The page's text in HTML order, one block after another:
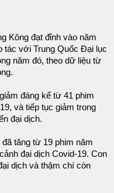
Kông đạt đỉnh vào năm
tác với Trung Quốc Đại lục
năm đó, theo dữ liệu từ
đáng kể từ 41 phim
và tiếp tục giảm trong
đại dịch.
tăng từ 19 phim năm
đại dịch Covid-19. Con
dịch và thậm chí còn